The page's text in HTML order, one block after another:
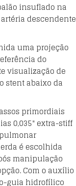
insuflado na
descendente
uma projeção
do
visualização de
stent abaixo da
primordiais
0,035" extra-stiff
é escolhida
manipulação
Com o auxílio
guia hidrofílico